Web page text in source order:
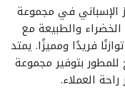
الإسباني في مجموعة
والطبيعة مع
فريدًا ومميزًا. يمتد
بتوفير مجموعة
العملاء.